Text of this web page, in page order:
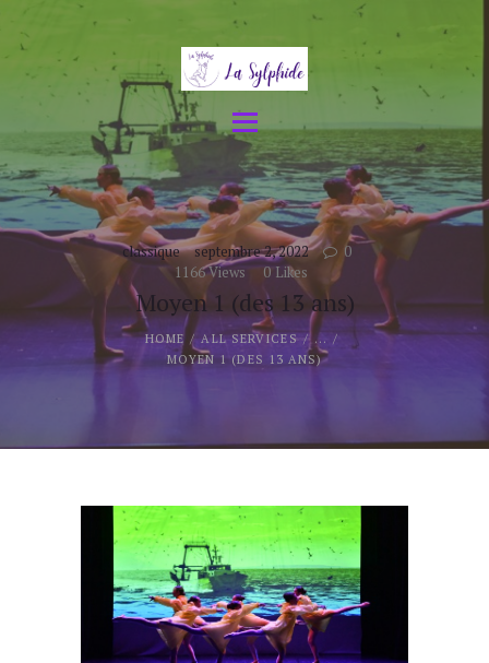
classique septembre 2, 2022
0
1166Views 0 Likes
Moyen 1 (des 13 ans)
HOME ALL SERVICES
...
MOYEN 1 (DES 13 ANS)
Disciplines
Événements
L’école
Galerie
Contacts